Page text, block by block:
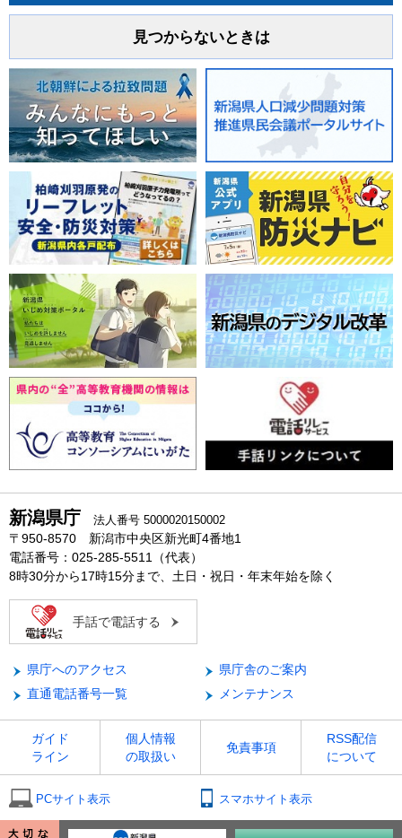
見つからないときは
新潟県庁 法人番号 5000020150002
〒950-8570 新潟市中央区新光町4番地1
電話番号：025-285-5511（代表）
8時30分から17時15分まで、土日・祝日・年末年始を除く
手話で電話する
県庁へのアクセス
県庁舎のご案内
直通電話番号一覧
メンテナンス
ガイド
ライン
個人情報
の取扱い
免責事項
RSS配信
について
PCサイト表示 スマホサイト表示